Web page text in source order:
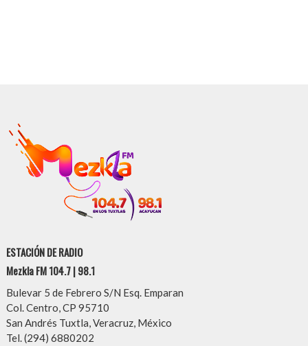
ESTACIÓN DE RADIO
Mezkla FM 104.7 | 98.1
Bulevar 5 de Febrero S/N Esq. Emparan
Col. Centro, CP 95710
San Andrés Tuxtla, Veracruz, México
Tel. (294) 6880202